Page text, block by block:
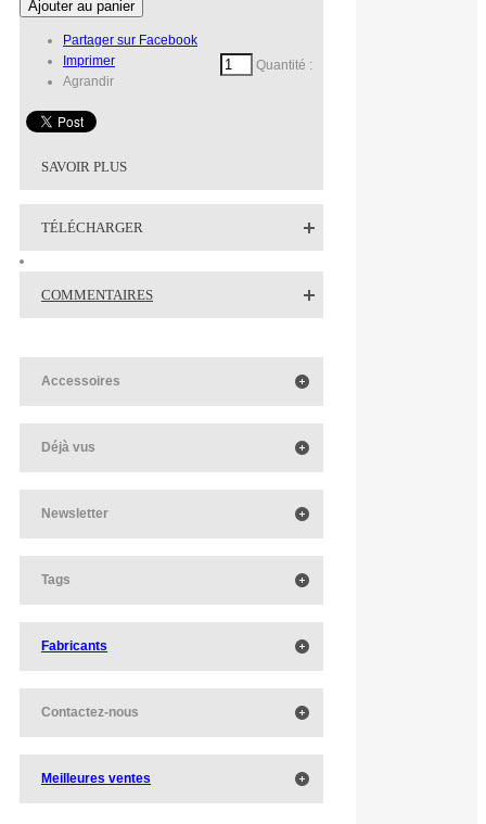
Quantité :
Partager sur Facebook
Imprimer
Agrandir
SAVOIR PLUS
TÉLÉCHARGER
COMMENTAIRES
Accessoires
Déjà vus
Newsletter
Tags
Fabricants
Contactez-nous
Meilleures ventes